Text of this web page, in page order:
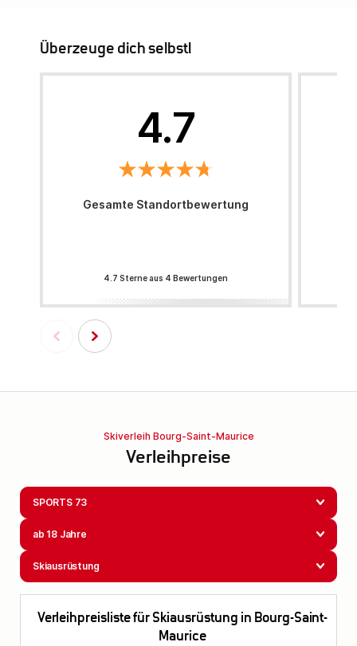
Überzeuge dich selbst!
4.7
Gesamte Standortbewertung
4.7 Sterne aus 4 Bewertungen
Skiverleih Bourg-Saint-Maurice
Verleihpreise
SPORTS 73
ab 18 Jahre
Skiausrüstung
Verleihpreisliste für Skiausrüstung in Bourg-Saint-
Maurice